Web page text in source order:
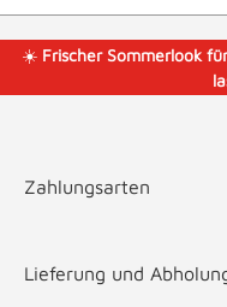
☀️ Frischer Sommerlook
Zahlungsarten
Lieferung und